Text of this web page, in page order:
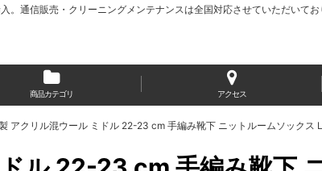
通信販売・クリーニングメンテナンスは全国対応させていただいて
商品カテゴリ アクセス
アクリル混ウール ミドル 22-23 cm 手編み靴下 ニットルームソック